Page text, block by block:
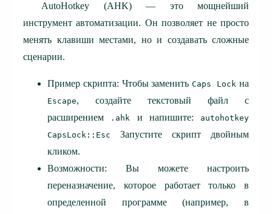
AutoHotkey (AHK) — это мощнейший
инструмент автоматизации. Он позволяет не просто
менять клавиши местами, но и создавать сложные
сценарии.
Пример скрипта: Чтобы заменитьCaps Lock на
Escape, создайте текстовый файл с
расширением
.ahk и напишите:
autohotkey
CapsLock::Esc
Запустите скрипт двойным
кликом.
Возможности: Вы можете настроить
переназначение, которое работает только в
определенной программе (например, в